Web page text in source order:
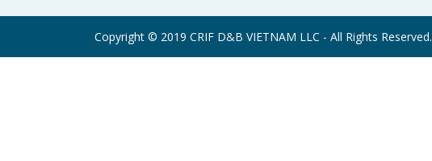
Copyright © 2019 CRIF D&B VIETNAM LLC - All Rights Reserved.